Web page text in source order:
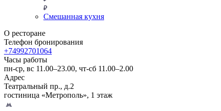
Смешанная кухня
О ресторане
Телефон бронирования
+74992701064
Часы работы
пн-ср, вс 11.00–23.00, чт-сб 11.00–2.00
Адрес
Театральный пр., д.2
гостиница «Метрополь», 1 этаж